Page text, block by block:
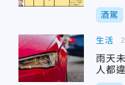
酒駕
生活
雨天
人都